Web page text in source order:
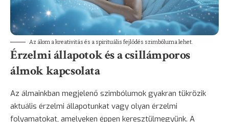
Az álom a kreativitás és a spirituális fejlődés szimbóluma lehet.
Érzelmi állapotok és a csillámporos
álmok kapcsolata
Az álmainkban megjelenő szimbólumok gyakran tükrözik
aktuális érzelmi állapotunkat vagy olyan érzelmi
folyamatokat, amelyeken éppen keresztülmegyünk. A